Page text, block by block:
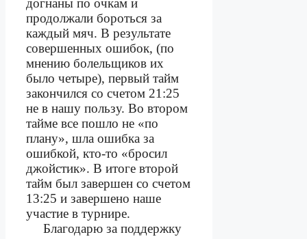
догнаны по очкам и
продолжали бороться за
каждый мяч. В результате
совершенных ошибок, (по
мнению болельщиков их
было четыре), первый тайм
закончился со счетом 21:25
не в нашу пользу. Во втором
тайме все пошло не «по
плану», шла ошибка за
ошибкой, кто-то «бросил
джойстик». В итоге второй
тайм был завершен со счетом
13:25 и завершено наше
участие в турнире.
Благодарю за поддержку